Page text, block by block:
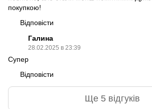
покупкою!
Відповісти
Галина
28.02.2025 в 23:39
Супер
Відповісти
Ще 5 відгуків